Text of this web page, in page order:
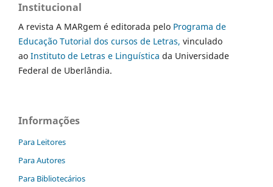
Institucional
A revista A MARgem é editorada pelo Programa de
Educação Tutorial dos cursos de Letras, vinculado
ao Instituto de Letras e Linguística da Universidade
Federal de Uberlândia.
Informações
Para Leitores
Para Autores
Para Bibliotecários